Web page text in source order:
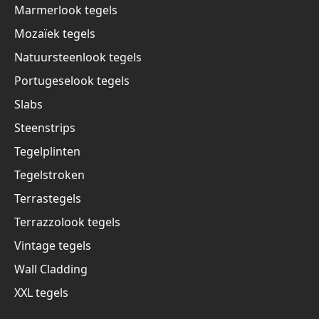
Marmerlook tegels
Mozaïek tegels
Natuursteenlook tegels
Portugeselook tegels
Slabs
Steenstrips
Tegelplinten
Tegelstroken
Terrastegels
Terrazzolook tegels
Vintage tegels
Wall Cladding
XXL tegels